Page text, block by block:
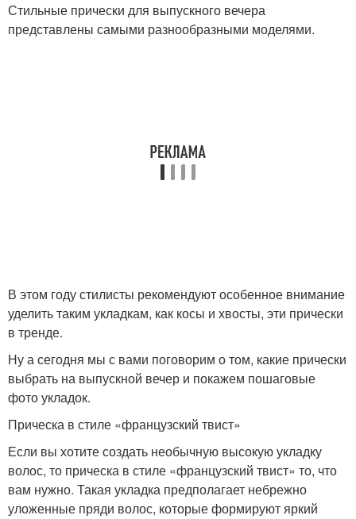
Стильные прически для выпускного вечера
представлены самыми разнообразными моделями.
В этом году стилисты рекомендуют особенное внимание
уделить таким укладкам, как косы и хвосты, эти прически
в тренде.
Ну а сегодня мы с вами поговорим о том, какие прически
выбрать на выпускной вечер и покажем пошаговые
фото укладок.
Прическа в стиле «французский твист»
Если вы хотите создать необычную высокую укладку
волос, то прическа в стиле «французский твист» то, что
вам нужно. Такая укладка предполагает небрежно
уложенные пряди волос, которые формируют яркий